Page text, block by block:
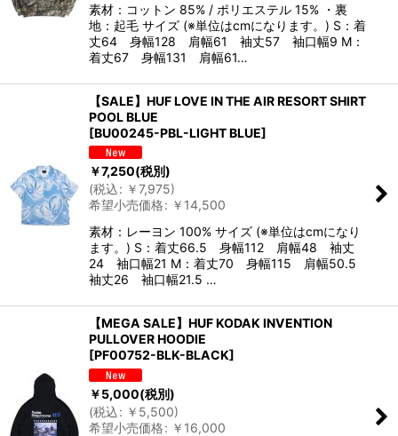
素材：コットン 85% / ポリエステル 15% ・裏
地：起毛 サイズ (※単位はcmになります。) S：着
丈64 身幅128 肩幅61 袖丈57 袖口幅9 M：
着丈67 身幅131 肩幅61…
【SALE】HUF LOVE IN THE AIR RESORT SHIRT
POOL BLUE
[BU00245-PBL-LIGHT BLUE]
￥7,250(税別)
(税込: ￥7,975)
希望小売価格: ￥ 14,500
素材：レーヨン 100% サイズ (※単位はcmになり
ます。) S：着丈66.5 身幅112 肩幅48 袖丈
24 袖口幅21 M：着丈70 身幅115 肩幅50.5
袖丈26 袖口幅21.5 …
【MEGA SALE】HUF KODAK INVENTION
PULLOVER HOODIE
[PF00752-BLK-BLACK]
￥5,000(税別)
(税込: ￥ 5,500)
希望小売価格: ￥ 16,000